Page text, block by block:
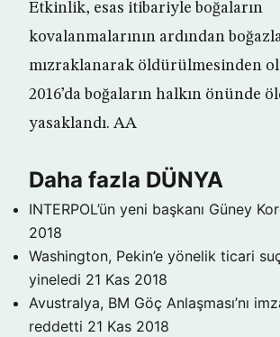
Etkinlik, esas itibariyle boğaların
kovalanmalarının ardından
mızraklanarak öldürülmesinden
2016’da boğaların halkın önünde
yasaklandı. AA
Daha fazla DÜNYA
INTERPOL’ün yeni başkanı Güney
2018
Washington, Pekin’e yönelik ticari
yineledi 21 Kas 2018
Avustralya, BM Göç Anlaşması’nı
reddetti 21 Kas 2018